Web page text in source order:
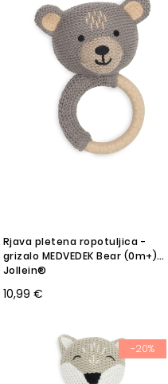
Rjava pletena ropotuljica -
grizalo MEDVEDEK Bear (0m+)
Jollein®
10,99 €
-20%